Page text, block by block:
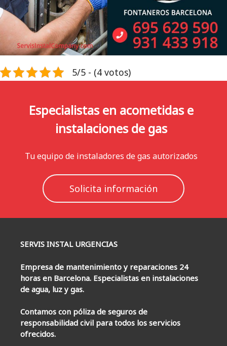
5/5 - (4 votos)
Especialistas en acometidas e
instalaciones de gas
Tu equipo de instaladores de gas autorizados
Solicita información
SERVIS INSTAL URGENCIAS
Empresa de mantenimiento y reparaciones 24
horas en Barcelona. Especialistas en instalaciones
de agua, luz y gas.
Contamos con póliza de seguros de
responsabilidad civil para todos los servicios
ofrecidos.